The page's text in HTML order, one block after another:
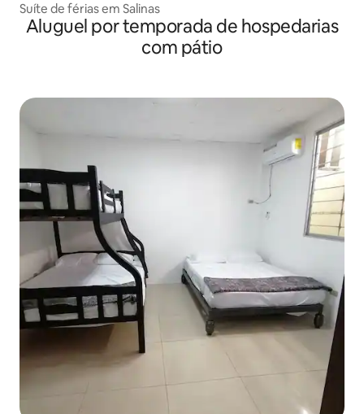
Suíte de férias em Salinas
Aluguel por temporada de hospedarias
com pátio